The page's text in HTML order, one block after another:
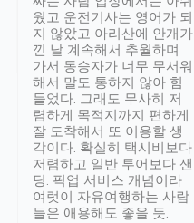
웠고 운전기사는 영어가 되
지 않았고 아리산에 안개가
낀 날 계속해서 추월하며
가서 동승자가 너무 무서워
해서 말도 통하지 않아 힘
들었다. 그래도 무사히 저
렴하게 목적지까지 편하게
잘 도착해서 또 이용할 생
각이다. 확실히 택시비보다
저렴하고 일반 투어보다 샌
딩. 픽업 서비스 개념이라
여럿이 자유여행하는 사람
들은 애용해도 좋을 듯.